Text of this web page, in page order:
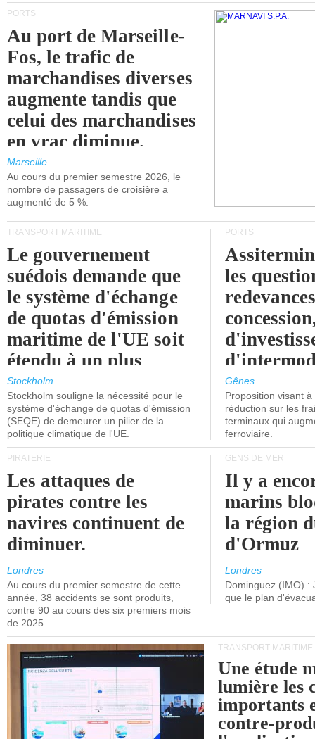
PORTS
Au port de Marseille-
Fos, le trafic de
marchandises diverses
augmente tandis que
celui des marchandises
en vrac diminue.
Marseille
Au cours du premier semestre 2026, le
nombre de passagers de croisière a
augmenté de 5 %.
TRANSPORT MARITIME
Le gouvernement
suédois demande que
le système d'échange
de quotas d'émission
maritime de l'UE soit
étendu à un plus
grand nombre de
navires.
Stockholm
Stockholm souligne la nécessité pour le
système d'échange de quotas d'émission
(SEQE) de demeurer un pilier de la
politique climatique de l'UE.
PORTS
les
l'attention
politiciens.
Gênes
Proposition visant
réduction sur les
terminaux qui
ferroviaire.
PIRATERIE
Les attaques de
pirates contre les
navires continuent de
diminuer.
Londres
Au cours du premier semestre de cette
année, 38 accidents se sont produits,
contre 90 au cours des six premiers mois
de 2025.
GENS DE MER
Il y a
marins
la région
d'Ormuz
Londres
Dominguez (IMO) :
que le plan
TRANSPORT MARITIME
Une étude
lumière les
importants
contre-